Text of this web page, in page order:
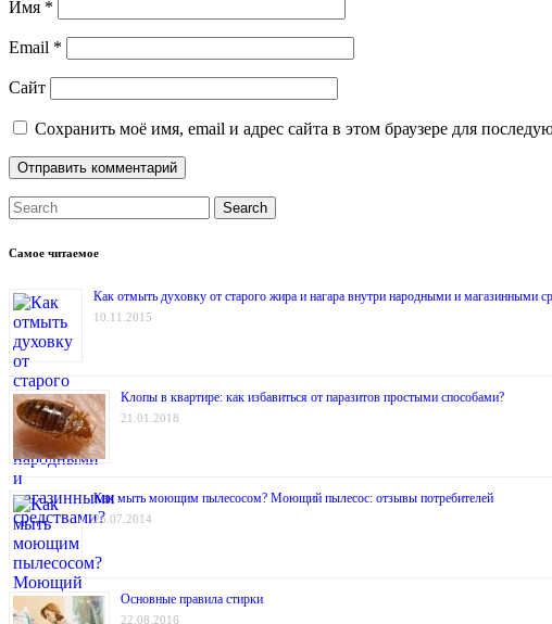
Имя *
Email *
Сайт
Сохранить моё имя, email и адрес сайта в этом браузере для
Search
Самое читаемое
Как отмыть духовку от старого жира и нагара внутри народными и магазинными
10.11.2015
Клопы в квартире: как избавиться от паразитов простыми способами?
21.01.2018
Как мыть моющим пылесосом? Моющий пылесос: отзывы потребителей
25.07.2014
Основные правила стирки
22.08.2016